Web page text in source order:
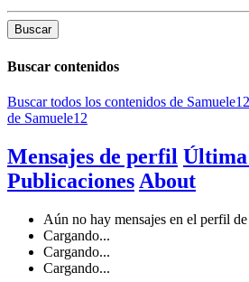
Buscar
Buscar contenidos
Buscar todos los contenidos de Samuele12
de Samuele12
Mensajes de perfil
Publicaciones About
Aún no hay mensajes en el perfil
Cargando...
Cargando...
Cargando...